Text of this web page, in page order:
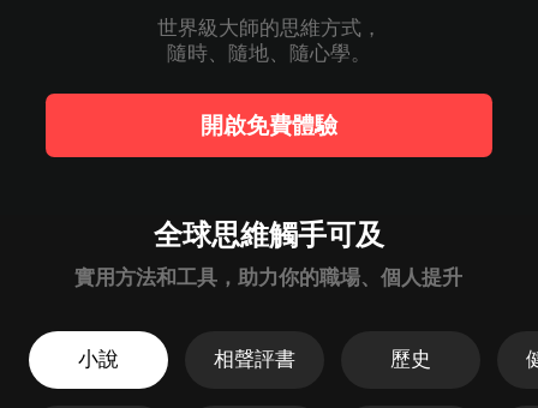
知識連接世界
世界級大師的思維方式，
隨時、隨地、隨心學。
實用方法和工具，助力你的職場、個人提升